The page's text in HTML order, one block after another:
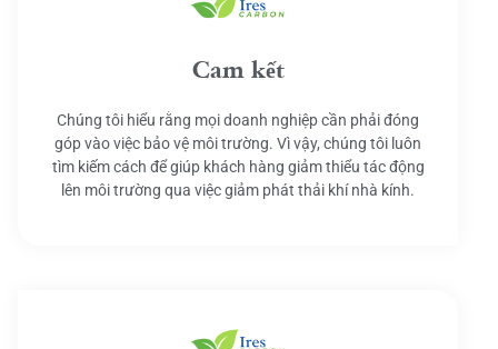
Cam kết
Chúng tôi hiểu rằng mọi doanh nghiệp cần phải đóng
góp vào việc bảo vệ môi trường. Vì vậy, chúng tôi luôn
tìm kiếm cách để giúp khách hàng giảm thiểu tác động
lên môi trường qua việc giảm phát thải khí nhà kính.